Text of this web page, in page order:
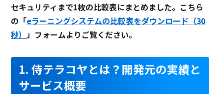
AI不正防止機能
シングルサインオン
SSL証明
ノイズキャンセリング
セキュリティまで1枚の比較表にまとめました。こちら
の「eラーニングシステムの比較表をダウンロード（30
秒）」フォームよりご覧ください。
1. 侍テラコヤとは？開発元の実績と
サービス概要